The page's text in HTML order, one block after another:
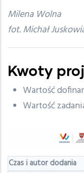
Milena Wolna
fot. Michał
Kwoty
Wartość
Wartość
Czas i autor dodania